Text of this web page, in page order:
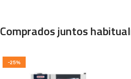
Comprados juntos
-25%